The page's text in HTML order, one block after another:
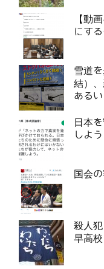
【動
にす
雪道
結）
ある
日本
しよ
国会
殺人
早高校